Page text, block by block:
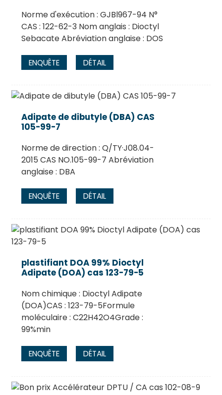
Norme d'exécution : GJBl967-94 N°
CAS : 122-62-3 Nom anglais : Dioctyl
Sebacate Abréviation anglaise : DOS
ENQUÊTE DÉTAIL
Adipate de dibutyle (DBA) CAS
105-99-7
Norme de direction : Q/TY·J08.04-
2015 CAS NO.105-99-7 Abréviation
anglaise : DBA
ENQUÊTE DÉTAIL
plastifiant DOA 99% Dioctyl
Adipate (DOA) cas 123-79-5
Nom chimique : Dioctyl Adipate
(DOA)CAS : 123-79-5Formule
moléculaire : C22H42O4Grade :
99%min
ENQUÊTE DÉTAIL